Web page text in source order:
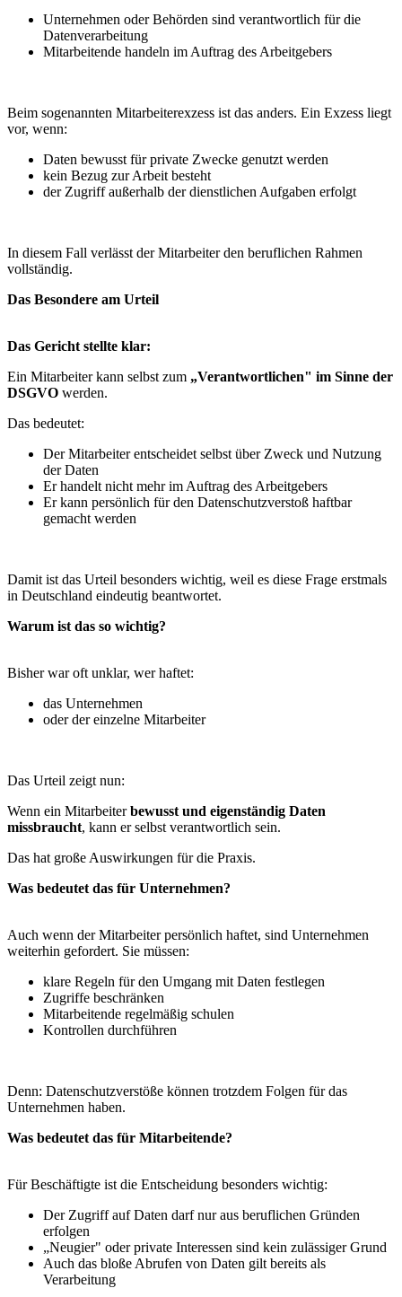
Unternehmen oder Behörden sind verantwortlich für die
Datenverarbeitung
Mitarbeitende handeln im Auftrag des Arbeitgebers
Beim sogenannten Mitarbeiterexzess ist das anders. Ein Exzess liegt
vor, wenn:
Daten bewusst für private Zwecke genutzt werden
kein Bezug zur Arbeit besteht
der Zugriff außerhalb der dienstlichen Aufgaben erfolgt
In diesem Fall verlässt der Mitarbeiter den beruflichen Rahmen
vollständig.
Das Besondere am Urteil
Das Gericht stellte klar:
Ein Mitarbeiter kann selbst zum „Verantwortlichen" im Sinne der
DSGVO werden.
Das bedeutet:
Der Mitarbeiter entscheidet selbst über Zweck und Nutzung
der Daten
Er handelt nicht mehr im Auftrag des Arbeitgebers
Er kann persönlich für den Datenschutzverstoß haftbar
gemacht werden
Damit ist das Urteil besonders wichtig, weil es diese Frage erstmals
in Deutschland eindeutig beantwortet.
Warum ist das so wichtig?
Bisher war oft unklar, wer haftet:
das Unternehmen
oder der einzelne Mitarbeiter
Das Urteil zeigt nun:
Wenn ein Mitarbeiterbewusst und eigenständig Daten
missbraucht, kann er selbst verantwortlich sein.
Das hat große Auswirkungen für die Praxis.
Was bedeutet das für Unternehmen?
Auch wenn der Mitarbeiter persönlich haftet, sind Unternehmen
weiterhin gefordert. Sie müssen:
klare Regeln für den Umgang mit Daten festlegen
Zugriffe beschränken
Mitarbeitende regelmäßig schulen
Kontrollen durchführen
Denn: Datenschutzverstöße können trotzdem Folgen für das
Unternehmen haben.
Was bedeutet das für Mitarbeitende?
Für Beschäftigte ist die Entscheidung besonders wichtig:
Der Zugriff auf Daten darf nur aus beruflichen Gründen
erfolgen
„Neugier" oder private Interessen sind kein zulässiger Grund
Auch das bloße Abrufen von Daten gilt bereits als
Verarbeitung